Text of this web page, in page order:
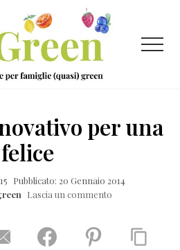
Menu
per una
Pubblicato: 20 Gennaio 2014
Lascia un commento